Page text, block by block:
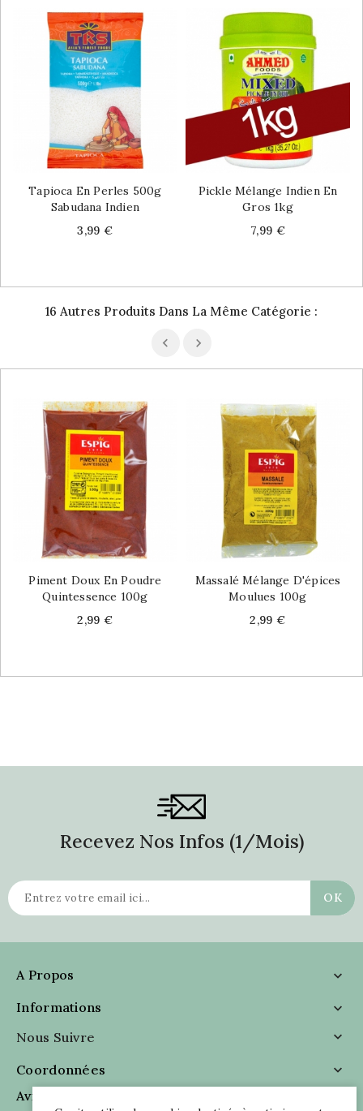
Tapioca En Perles 500g
Sabudana Indien
Price
3,99 €
Pickle Mélange Indien En
Gros 1kg
Price
7,99 €
16 Autres Produits Dans La Même Catégorie :
Piment Doux En Poudre
Quintessence 100g
Price
2,99 €
Massalé Mélange D'épices
Moulues 100g
Price
2,99 €
Recevez Nos Infos (1/mois)
A Propos

Informations

Nous Suivre

Coordonnées

Avis Clients